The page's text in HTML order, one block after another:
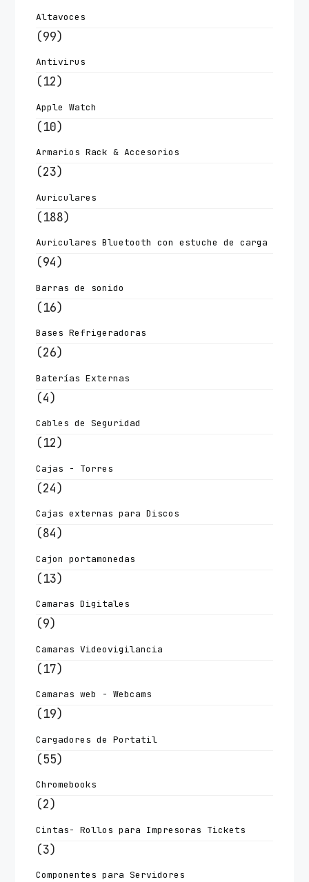
Altavoces
(99)
Antivirus
(12)
Apple Watch
(10)
Armarios Rack & Accesorios
(23)
Auriculares
(188)
Auriculares Bluetooth con estuche de carga
(94)
Barras de sonido
(16)
Bases Refrigeradoras
(26)
Baterías Externas
(4)
Cables de Seguridad
(12)
Cajas - Torres
(24)
Cajas externas para Discos
(84)
Cajon portamonedas
(13)
Camaras Digitales
(9)
Camaras Videovigilancia
(17)
Camaras web - Webcams
(19)
Cargadores de Portatil
(55)
Chromebooks
(2)
Cintas- Rollos para Impresoras Tickets
(3)
Componentes para Servidores